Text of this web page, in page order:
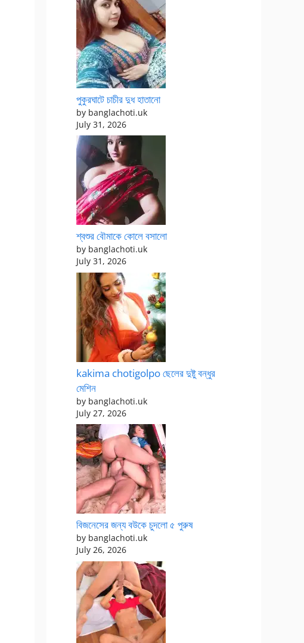
পুকুরঘাটে চাচীর দুধ হাতানো
by banglachoti.uk
July 31, 2026
শ্বশুর বৌমাকে কোলে বসালো
by banglachoti.uk
July 31, 2026
kakima chotigolpo ছেলের দুষ্টু বন্ধুর
মেশিন
by banglachoti.uk
July 27, 2026
বিজনেসের জন্য বউকে চুদলো ৫ পুরুষ
by banglachoti.uk
July 26, 2026